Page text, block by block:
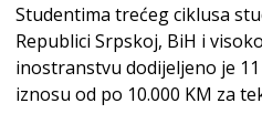
Studentima trećeg ciklusa
Republici Srpskoj, BiH i
inostranstvu dodijeljeno je
iznosu od po 10.000 KM za